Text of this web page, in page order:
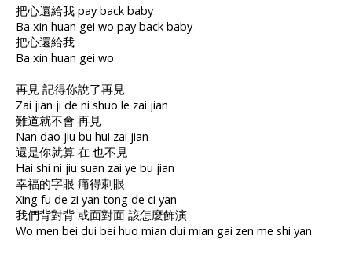
把心還給我 pay back baby
Ba xin huan gei wo pay back baby
把心還給我
Ba xin huan gei wo
再見 記得你說了再見
Zai jian ji de ni shuo le zai jian
難道就不會 再見
Nan dao jiu bu hui zai jian
還是你就算 在 也不見
Hai shi ni jiu suan zai ye bu jian
幸福的字眼 痛得刺眼
Xing fu de zi yan tong de ci yan
我們背對背 或面對面 該怎麼飾演
Wo men bei dui bei huo mian dui mian gai zen me shi yan